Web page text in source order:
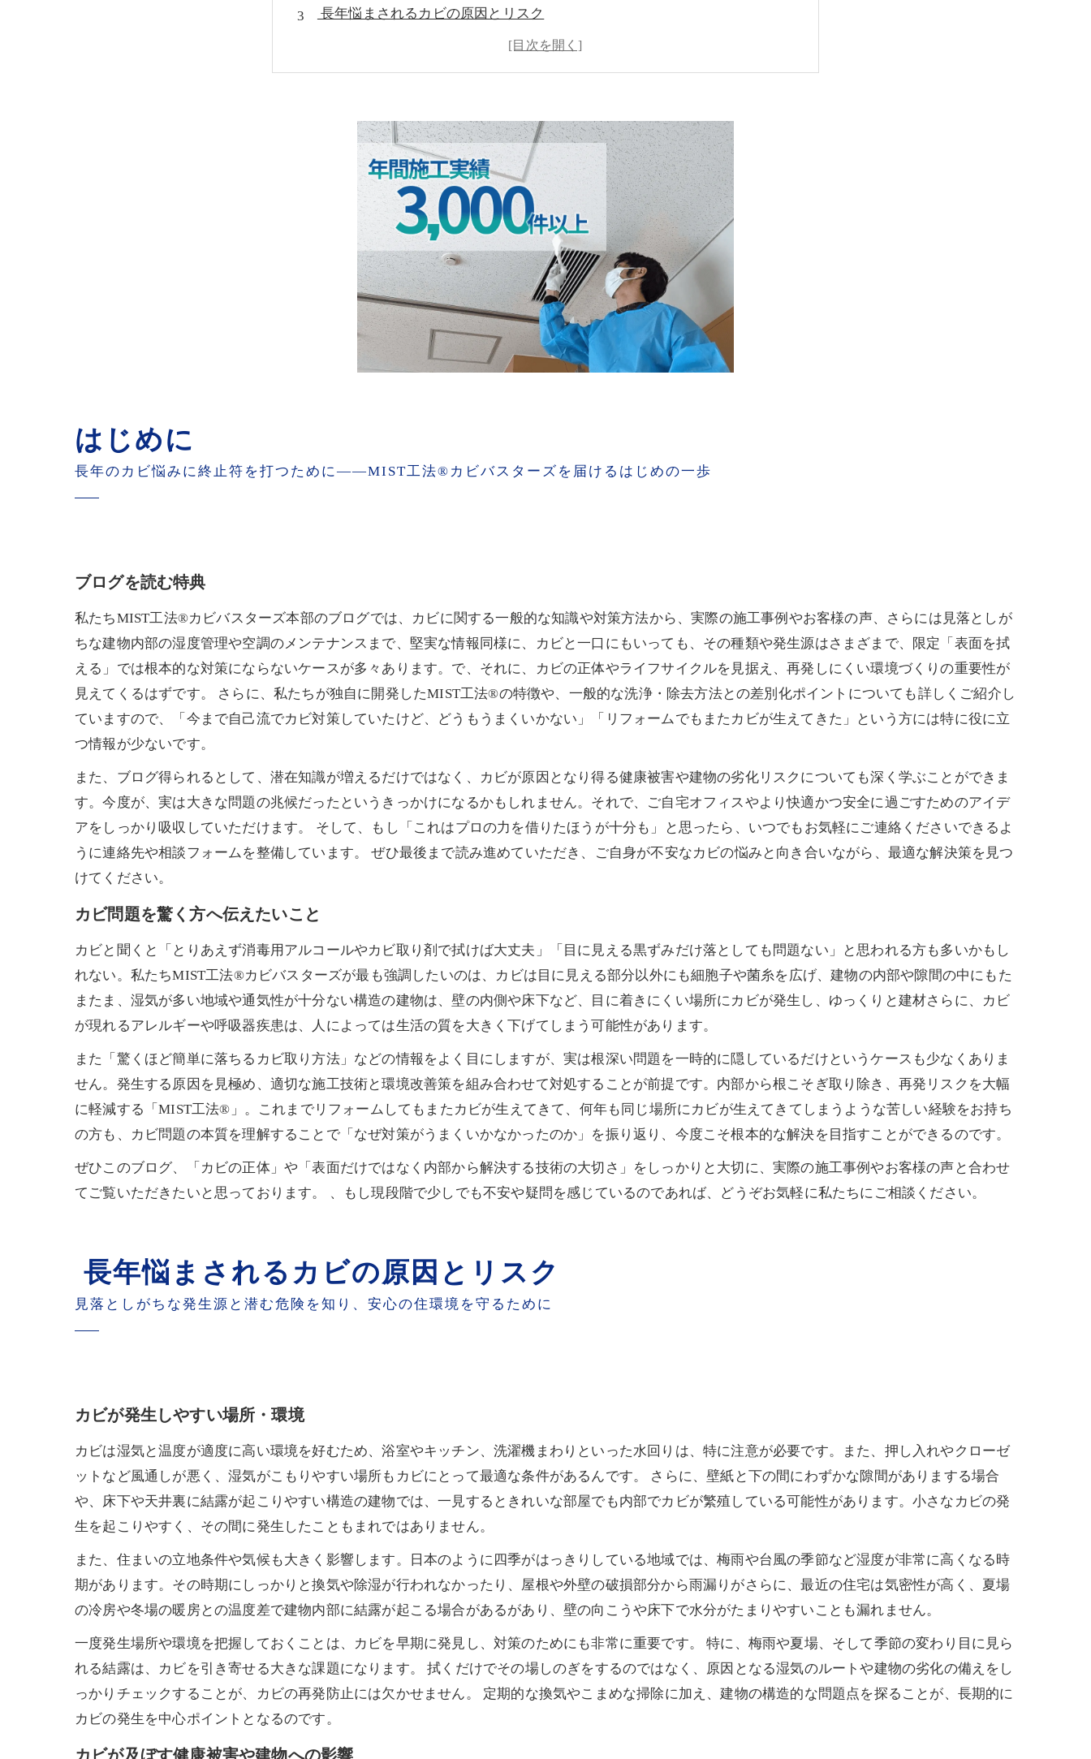
長年悩まされるカビの原因とリスク
MIST工法®カビバスターズとは？
MIST工法®によるカビ対策の特徴
施工事例のご紹介
費用や相談の目安
よくある質問
お問い合わせ・ご相談方法
まとめ
はじめに
長年のカビ悩みに終止符を打つために――MIST工法®カビバスターズを届けるはじめの一歩
ブログを読む特典
私たちMIST工法®カビバスターズ本部のブログでは、カビに関する一般的な知識や対策方法から、実際の施工事例やお客様の声、さらには見落としが
ちな建物内部の湿度管理や空調のメンテナンスまで、堅実な情報同様に、カビと一口にもいっても、その種類や発生源はさまざまで、限定「表面を拭
える」では根本的な対策にならないケースが多々あります。で、それに、カビの正体やライフサイクルを見据え、再発しにくい環境づくりの重要性が
見えてくるはずです。 さらに、私たちが独自に開発したMIST工法®の特徴や、一般的な洗浄・除去方法との差別化ポイントについても詳しくご紹介し
ていますので、「今まで自己流でカビ対策していたけど、どうもうまくいかない」「リフォームでもまたカビが生えてきた」という方には特に役に立
つ情報が少ないです。
また、ブログ得られるとして、潜在知識が増えるだけではなく、カビが原因となり得る健康被害や建物の劣化リスクについても深く学ぶことができま
す。今度が、実は大きな問題の兆候だったというきっかけになるかもしれません。それで、ご自宅オフィスやより快適かつ安全に過ごすためのアイデ
アをしっかり吸収していただけます。 そして、もし「これはプロの力を借りたほうが十分も」と思ったら、いつでもお気軽にご連絡くださいできるよ
うに連絡先や相談フォームを整備しています。 ぜひ最後まで読み進めていただき、ご自身が不安なカビの悩みと向き合いながら、最適な解決策を見つ
けてください。
カビ問題を驚く方へ伝えたいこと
カビと聞くと「とりあえず消毒用アルコールやカビ取り剤で拭けば大丈夫」「目に見える黒ずみだけ落としても問題ない」と思われる方も多いかもし
れない。私たちMIST工法®カビバスターズが最も強調したいのは、カビは目に見える部分以外にも細胞子や菌糸を広げ、建物の内部や隙間の中にもた
またま、湿気が多い地域や通気性が十分ない構造の建物は、壁の内側や床下など、目に着きにくい場所にカビが発生し、ゆっくりと建材さらに、カビ
が現れるアレルギーや呼吸器疾患は、人によっては生活の質を大きく下げてしまう可能性があります。
また「驚くほど簡単に落ちるカビ取り方法」などの情報をよく目にしますが、実は根深い問題を一時的に隠しているだけというケースも少なくありま
せん。発生する原因を見極め、適切な施工技術と環境改善策を組み合わせて対処することが前提です。内部から根こそぎ取り除き、再発リスクを大幅
に軽減する「MIST工法®」。これまでリフォームしてもまたカビが生えてきて、何年も同じ場所にカビが生えてきてしまうような苦しい経験をお持ち
の方も、カビ問題の本質を理解することで「なぜ対策がうまくいかなかったのか」を振り返り、今度こそ根本的な解決を目指すことができるのです。
ぜひこのブログ、「カビの正体」や「表面だけではなく内部から解決する技術の大切さ」をしっかりと大切に、実際の施工事例やお客様の声と合わせ
てご覧いただきたいと思っております。 、もし現段階で少しでも不安や疑問を感じているのであれば、どうぞお気軽に私たちにご相談ください。
長年悩まされるカビの原因とリスク
見落としがちな発生源と潜む危険を知り、安心の住環境を守るために
カビが発生しやすい場所・環境
カビは湿気と温度が適度に高い環境を好むため、浴室やキッチン、洗濯機まわりといった水回りは、特に注意が必要です。また、押し入れやクローゼ
ットなど風通しが悪く、湿気がこもりやすい場所もカビにとって最適な条件があるんです。 さらに、壁紙と下の間にわずかな隙間がありまする場合
や、床下や天井裏に結露が起こりやすい構造の建物では、一見するときれいな部屋でも内部でカビが繁殖している可能性があります。小さなカビの発
生を起こりやすく、その間に発生したこともまれではありません。
また、住まいの立地条件や気候も大きく影響します。日本のように四季がはっきりしている地域では、梅雨や台風の季節など湿度が非常に高くなる時
期があります。その時期にしっかりと換気や除湿が行われなかったり、屋根や外壁の破損部分から雨漏りがさらに、最近の住宅は気密性が高く、夏場
の冷房や冬場の暖房との温度差で建物内部に結露が起こる場合があるがあり、壁の向こうや床下で水分がたまりやすいことも漏れません。
一度発生場所や環境を把握しておくことは、カビを早期に発見し、対策のためにも非常に重要です。 特に、梅雨や夏場、そして季節の変わり目に見ら
れる結露は、カビを引き寄せる大きな課題になります。 拭くだけでその場しのぎをするのではなく、原因となる湿気のルートや建物の劣化の備えをし
っかりチェックすることが、カビの再発防止には欠かせません。 定期的な換気やこまめな掃除に加え、建物の構造的な問題点を探ることが、長期的に
カビの発生を中心ポイントとなるのです。
カビが及ぼす健康被害や建物への影響